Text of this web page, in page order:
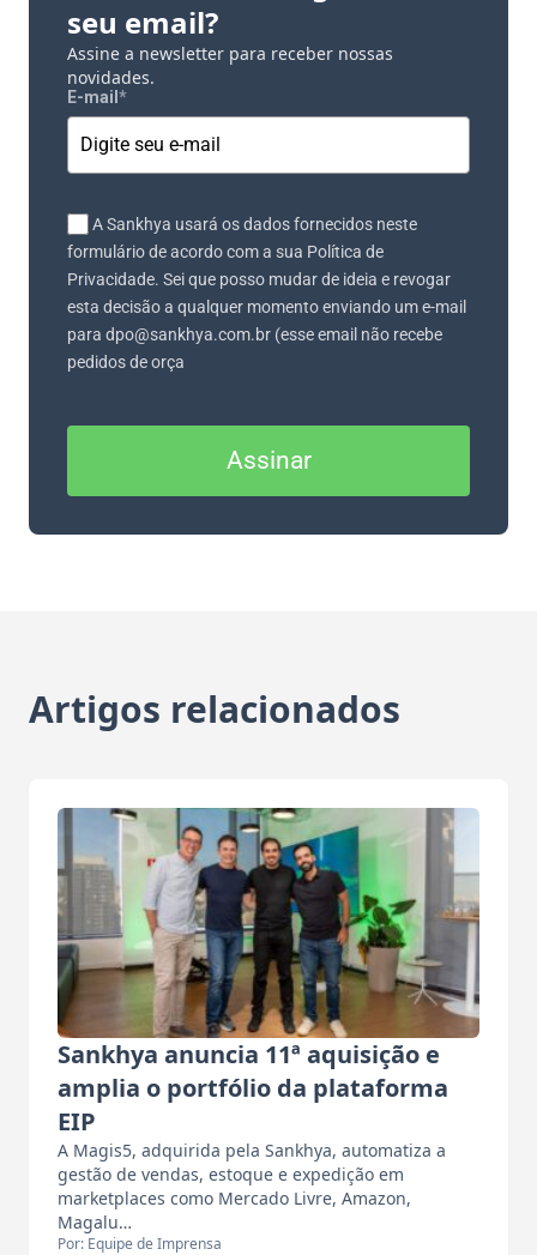
seu email?
Assine a newsletter para receber nossas
novidades.
E-mail *
A Sankhya usará os dados fornecidos neste
formulário de acordo com a sua Política de
Privacidade. Sei que posso mudar de ideia e revogar
esta decisão a qualquer momento enviando um e-mail
para dpo@sankhya.com.br (esse email não recebe
pedidos de orça
Assinar
Artigos relacionados
Sankhya anuncia 11ª aquisição e
amplia o portfólio da plataforma
EIP
A Magis5, adquirida pela Sankhya, automatiza a
gestão de vendas, estoque e expedição em
marketplaces como Mercado Livre, Amazon,
Magalu…
Por: Equipe de Imprensa